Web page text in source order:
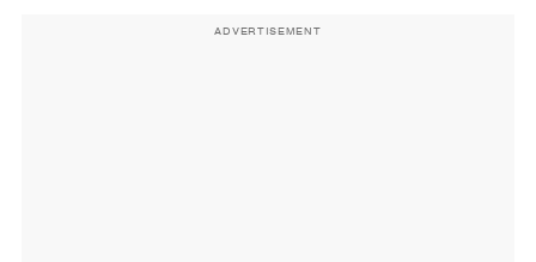
ADVERTISEMENT